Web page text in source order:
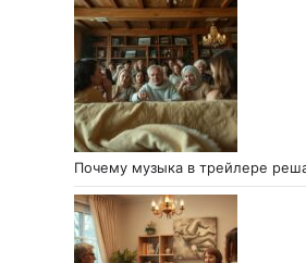
Почему музыка в трейлере